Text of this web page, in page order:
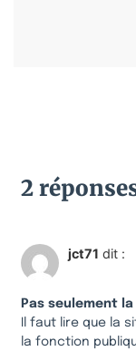
2
jct71 dit :
Pas seulement
Il faut lire que la
la fonction